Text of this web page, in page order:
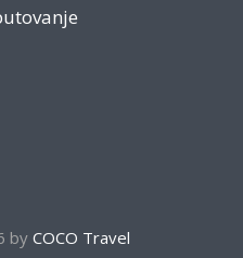
by COCO Travel